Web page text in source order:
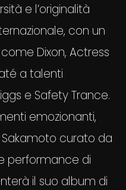
e l’originalità
con un
Dixon, Actress
a talenti
e Safety Trance.
emozionanti,
curato da
performance di
il suo album di